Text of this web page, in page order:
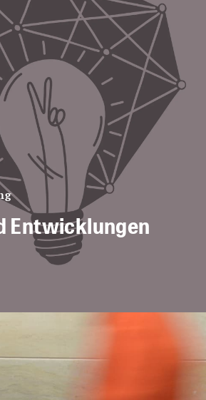
Entwicklungen